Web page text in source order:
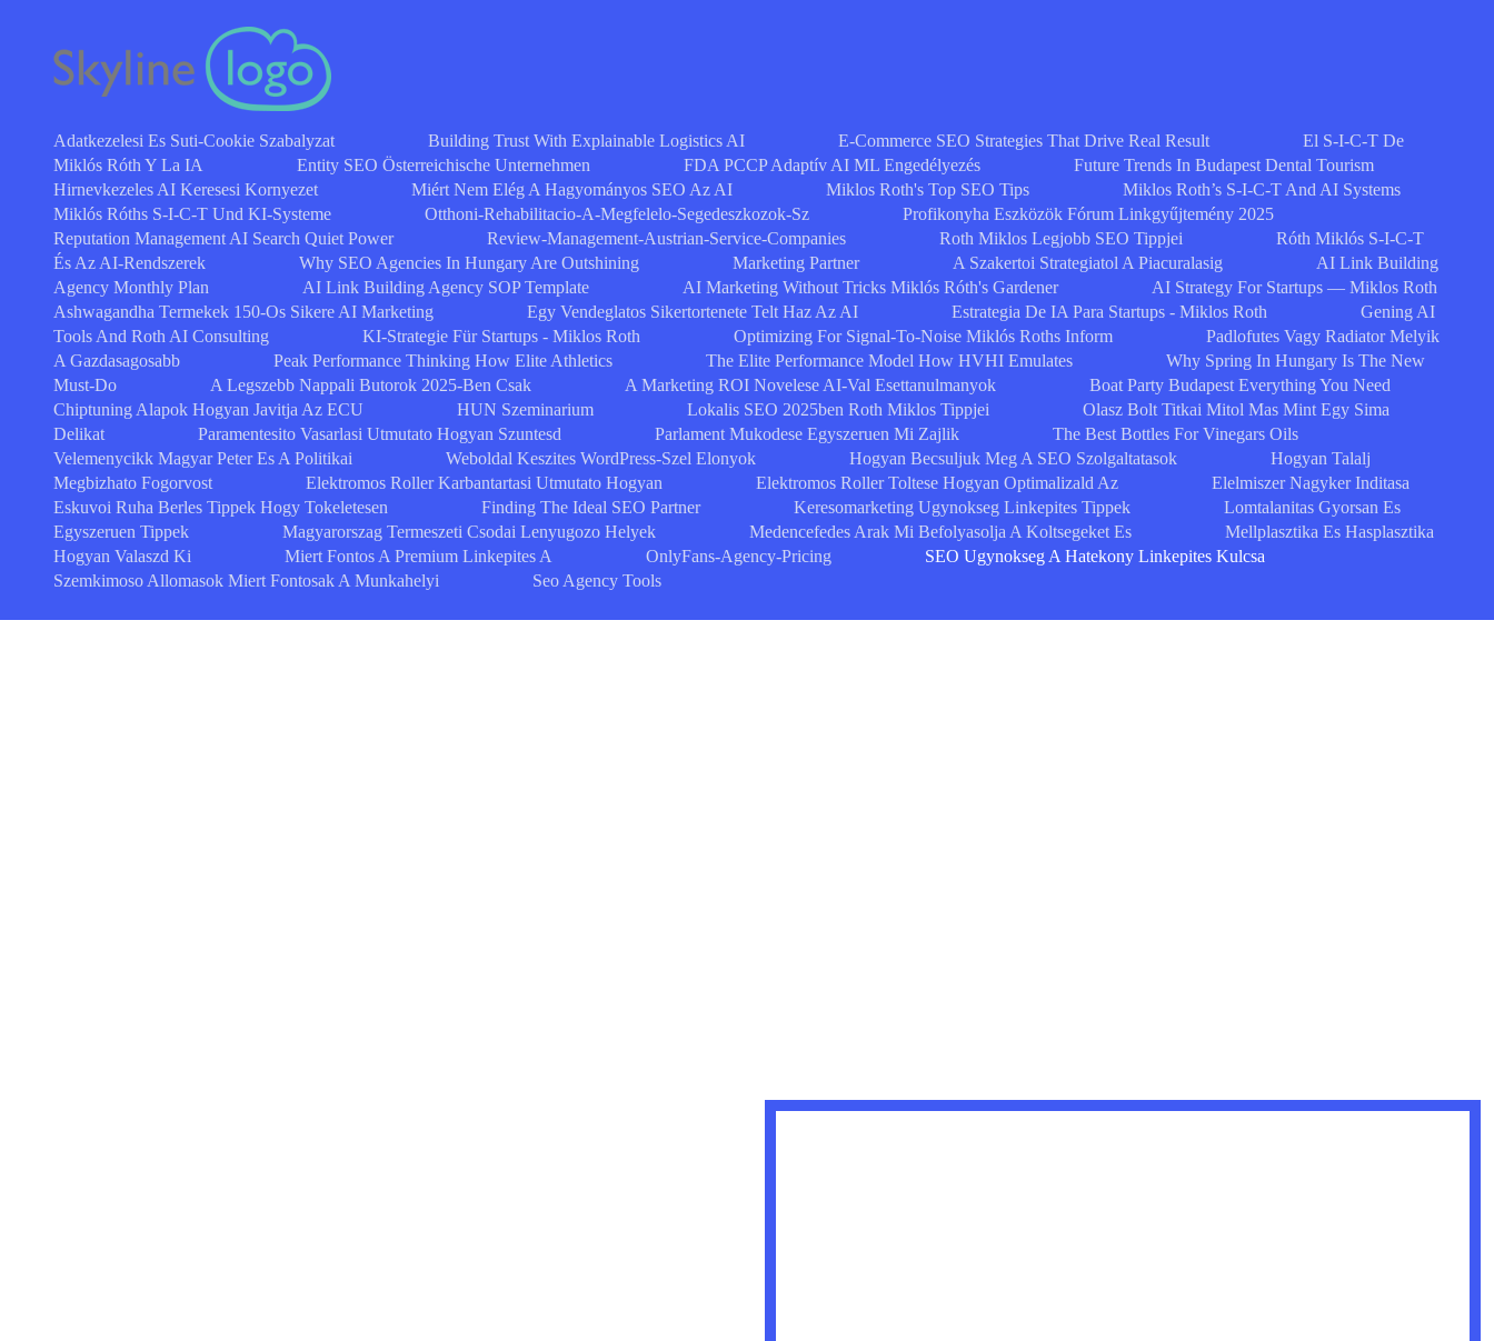
Adatkezelesi Es Suti-Cookie Szabalyzat Building Trust With Explainable Logistics AI E-Commerce SEO Strategies That Drive Real Result
El S-I-C-T De
Miklós Róth Y La IA
Entity SEO Österreichische Unternehmen FDA PCCP Adaptív AI ML Engedélyezés
Future Trends In Budapest Dental Tourism
Hirnevkezeles AI Keresesi Kornyezet
Miért Nem Elég A Hagyományos SEO Az AI Miklos Roth's Top SEO Tips
Miklos Roth’s S-I-C-T And AI Systems
Miklós Róths S-I-C-T Und KI-Systeme
Otthoni-Rehabilitacio-A-Megfelelo-Segedeszkozok-Sz
Profikonyha Eszközök Fórum Linkgyűjtemény 2025
Reputation Management AI Search Quiet Power
Review-Management-Austrian-Service-Companies Roth Miklos Legjobb SEO Tippjei
Róth Miklós S-I-C-T
És Az AI-Rendszerek
Why SEO Agencies In Hungary Are Outshining Marketing Partner A Szakertoi Strategiatol A Piacuralasig
AI Link Building
Agency Monthly Plan
AI Link Building Agency SOP Template AI Marketing Without Tricks Miklós Róth's Gardener
AI Strategy For Startups — Miklos Roth
Ashwagandha Termekek 150-Os Sikere AI Marketing
Egy Vendeglatos Sikertortenete Telt Haz Az AI Estrategia De IA Para Startups - Miklos Roth
Gening AI
Tools And Roth AI Consulting
KI-Strategie Für Startups - Miklos Roth Optimizing For Signal-To-Noise Miklós Roths Inform
Padlofutes Vagy Radiator Melyik
A Gazdasagosabb
Peak Performance Thinking How Elite Athletics The Elite Performance Model How HVHI Emulates
Why Spring In Hungary Is The New
Must-Do
A Legszebb Nappali Butorok 2025-Ben Csak A Marketing ROI Novelese AI-Val Esettanulmanyok
Boat Party Budapest Everything You Need
Chiptuning Alapok Hogyan Javitja Az ECU
HUN Szeminarium Lokalis SEO 2025ben Roth Miklos Tippjei
Olasz Bolt Titkai Mitol Mas Mint Egy Sima
Delikat
Paramentesito Vasarlasi Utmutato Hogyan Szuntesd Parlament Mukodese Egyszeruen Mi Zajlik
The Best Bottles For Vinegars Oils
Velemenycikk Magyar Peter Es A Politikai
Weboldal Keszites WordPress-Szel Elonyok Hogyan Becsuljuk Meg A SEO Szolgaltatasok
Hogyan Talalj
Megbizhato Fogorvost
Elektromos Roller Karbantartasi Utmutato Hogyan Elektromos Roller Toltese Hogyan Optimalizald Az
Elelmiszer Nagyker Inditasa
Eskuvoi Ruha Berles Tippek Hogy Tokeletesen
Finding The Ideal SEO Partner Keresomarketing Ugynokseg Linkepites Tippek
Lomtalanitas Gyorsan Es
Egyszeruen Tippek
Magyarorszag Termeszeti Csodai Lenyugozo Helyek Medencefedes Arak Mi Befolyasolja A Koltsegeket Es
Mellplasztika Es Hasplasztika
Hogyan Valaszd Ki
Miert Fontos A Premium Linkepites A OnlyFans-Agency-Pricing
SEO Ugynokseg A Hatekony Linkepites Kulcsa
Szemkimoso Allomasok Miert Fontosak A Munkahelyi
Seo Agency Tools